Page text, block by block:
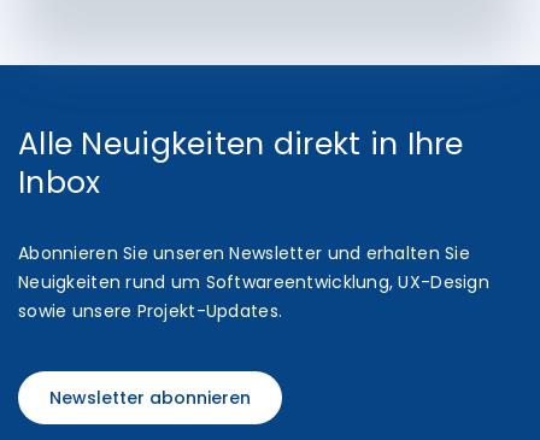
Alle Neuigkeiten direkt in Ihre
Inbox
Abonnieren Sie unseren Newsletter und erhalten Sie
Neuigkeiten rund um Softwareentwicklung, UX-Design
sowie unsere Projekt-Updates.
Newsletter abonnieren